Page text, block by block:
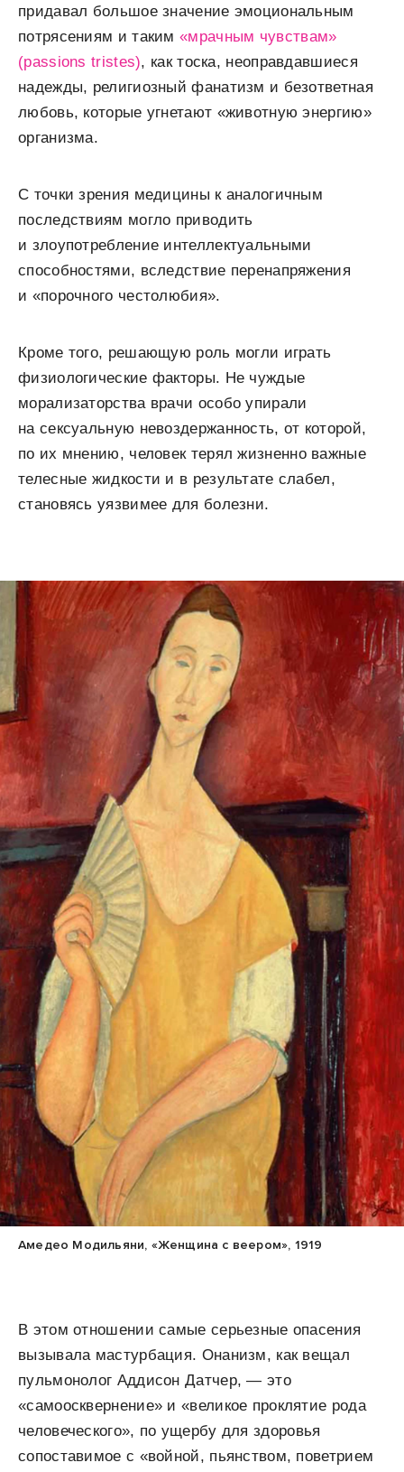
придавал большое значение эмоциональным
потрясениям и таким«мрачным чувствам»
(passions tristes), как тоска, неоправдавшиеся
надежды, религиозный фанатизм и безответная
любовь, которые угнетают «животную энергию»
организма.
С точки зрения медицины к аналогичным
последствиям могло приводить
и злоупотребление интеллектуальными
способностями, вследствие перенапряжения
и «порочного честолюбия».
Кроме того, решающую роль могли играть
физиологические факторы. Не чуждые
морализаторства врачи особо упирали
на сексуальную невоздержанность, от которой,
по их мнению, человек терял жизненно важные
телесные жидкости и в результате слабел,
становясь уязвимее для болезни.
Амедео Модильяни, «Женщина с веером», 1919
В этом отношении самые серьезные опасения
вызывала мастурбация. Онанизм, как вещал
пульмонолог Аддисон Датчер, — это
«самоосквернение» и «великое проклятие рода
человеческого», по ущербу для здоровья
сопоставимое с «войной, пьянством, поветрием